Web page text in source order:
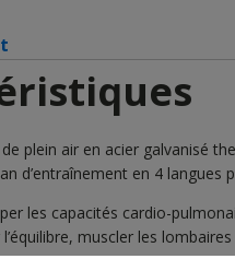
plein air en acier galvanisé
d’entraînement en 4 langues
les capacités cardio-
muscler les